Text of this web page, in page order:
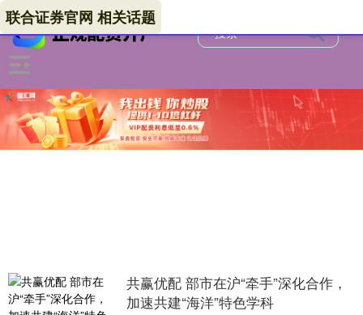
联合证券官网 相关话题
共赢优配 部市在沪“牵手”深化合作，
加速共建“海洋”特色学科